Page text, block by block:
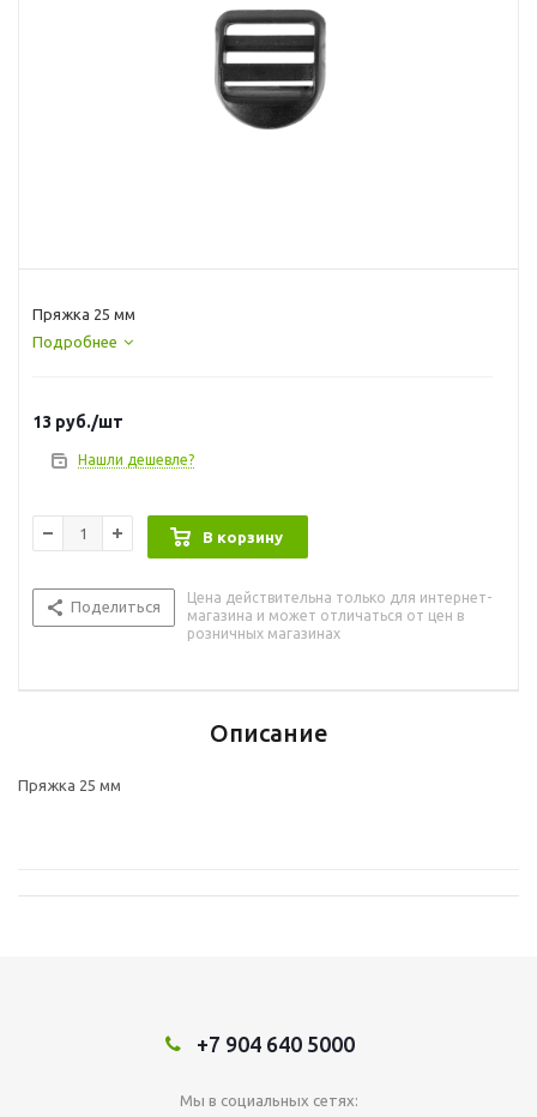
Пряжка 25 мм
Подробнее
13 руб./шт
Нашли дешевле?
В корзину
Поделиться
Цена действительна только для интернет-
магазина и может отличаться от цен в
розничных магазинах
Описание
Пряжка 25 мм
+7 904 640 5000
Мы в социальных сетях: